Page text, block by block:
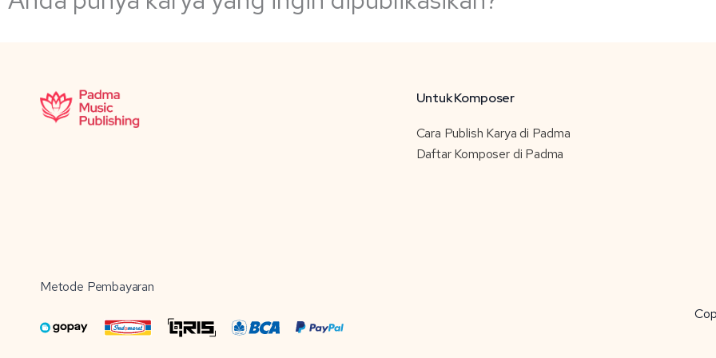
Untuk Komposer
Cara Publish Karya di Padma
Daftar Komposer di Padma
Metode Pembayaran